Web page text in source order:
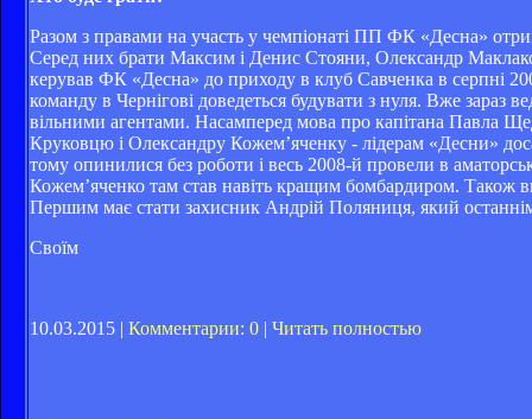
Разом з правами на участь у чемпіонаті ПП ФК «Десна»
Серед них брати Максим і Денис Стояни, Олександр
керував ФК «Десна» до приходу в клуб Савченка в серпні
команду в Чернігові доведеться будувати з нуля. Вже зараз
вільними агентами. Насамперед мова про капітана Павла
Круковцю і Олександру Кожем’яченку - лідерам «Десни»
тому опинилися без роботи і весь 2008-й провели в
Кожем’яченко там став навіть кращим бомбардиром. Також
Першим має стати захисник Андрій Поляниця, який останнім
Своїм
10.03.2015 | Комментарии: 0 | Читать полностью